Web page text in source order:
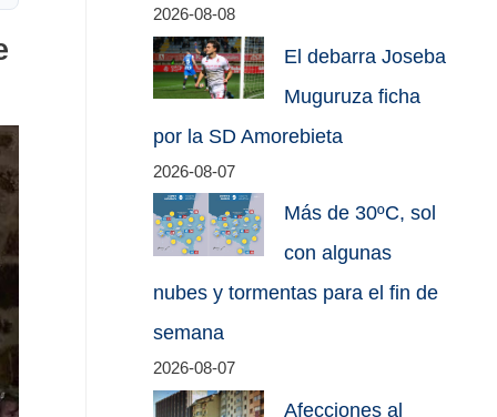
2026-08-08
El debarra Joseba
Muguruza ficha
por la SD Amorebieta
2026-08-07
Más de 30ºC, sol
con algunas
nubes y tormentas para el fin de
semana
2026-08-07
Afecciones al